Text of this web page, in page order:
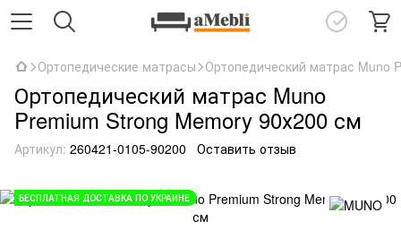
Ортопедические матрасы Ортопедический матрас Muno
Ортопедический матрас Muno
Premium Strong Memory 90х200 см
Артикул: 260421-0105-90200 Оставить отзыв
БЕСПЛАТНАЯ ДОСТАВКА ПО УКРАИНЕ